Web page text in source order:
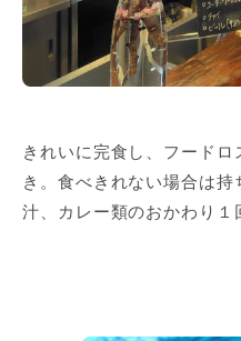
きれいに完食し、フードロ
き。食べきれない場合は
汁、カレー類のおかわり１